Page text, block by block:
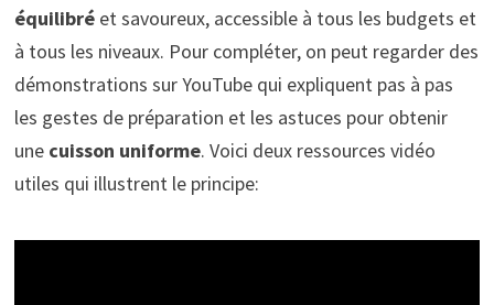
équilibréet savoureux, accessible à tous les budgets et
à tous les niveaux. Pour compléter, on peut regarder des
démonstrations sur YouTube qui expliquent pas à pas
les gestes de préparation et les astuces pour obtenir
une cuisson uniforme. Voici deux ressources vidéo
utiles qui illustrent le principe: